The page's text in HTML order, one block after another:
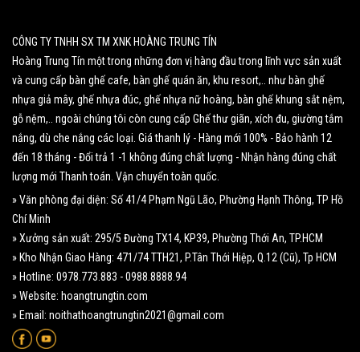
CÔNG TY TNHH SX TM XNK HOÀNG TRUNG TÍN
Hoàng Trung Tín một trong những đơn vị hàng đầu trong lĩnh vực sản xuất
và cung cấp bàn ghế cafe, bàn ghế quán ăn, khu resort,.. như bàn ghế
nhựa giả mây, ghế nhựa đúc, ghế nhựa nữ hoàng, bàn ghế khung sắt nệm,
gỗ nệm,.. ngoài chúng tôi còn cung cấp Ghế thư giãn, xích đu, giường tắm
nắng, dù che nắng các loại. Giá thanh lý - Hàng mới 100% - Bảo hành 12
đến 18 tháng - Đổi trả 1 -1 không đúng chất lượng - Nhận hàng đúng chất
lượng mới Thanh toán. Vận chuyển toàn quốc.
» Văn phòng đại diện: Số 41/4 Phạm Ngũ Lão, Phường Hạnh Thông, TP Hồ
Chí Minh
» Xưởng sản xuất: 295/5 Đường TX14, KP39, Phường Thới An, TP.HCM
» Kho Nhận Giao Hàng: 471/74 TTH21, P.Tân Thới Hiệp, Q.12 (Cũ), Tp HCM
» Hotline: 0978.773.883 - 0988.8888.94
» Website: hoangtrungtin.com
» Email: noithathoangtrungtin2021@gmail.com